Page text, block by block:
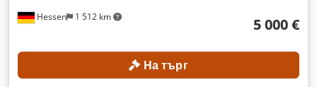
Hessen 1 512 km 5 000 €
На търг